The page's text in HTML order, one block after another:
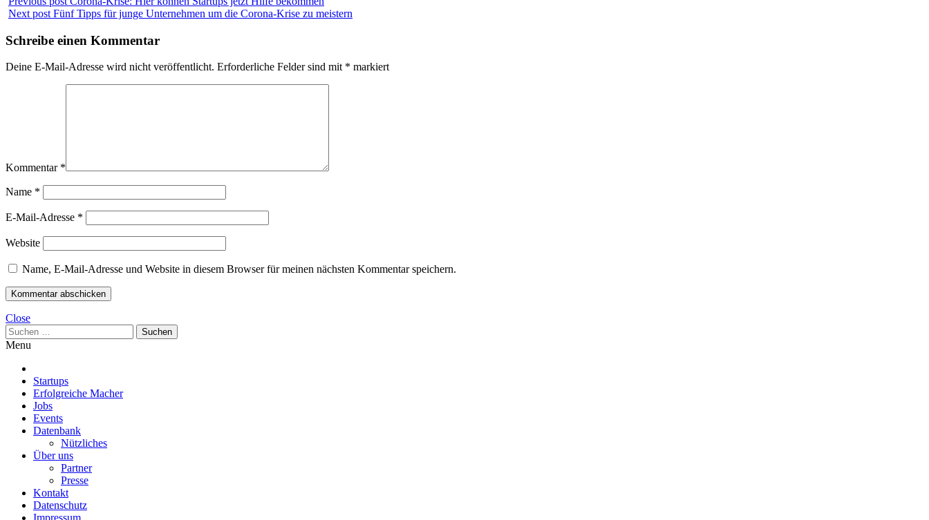
Next post Fünf Tipps für junge Unternehmen um die Corona-Krise zu meistern
Schreibe einen Kommentar
Deine E-Mail-Adresse wird nicht veröffentlicht. Erforderliche Felder sind mit * markiert
Kommentar *
Name *
E-Mail-Adresse *
Website
Name, E-Mail-Adresse und Website in diesem Browser für meinen nächsten Kommentar speichern.
Close
Suchen
nach:
Menu
Startups
Erfolgreiche Macher
Jobs
Events
Datenbank
Nützliches
Über uns
Partner
Presse
Kontakt
Datenschutz